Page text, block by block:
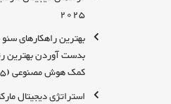
2025
بهترین راهکارهای
بدست آوردن بهترین
کمک هوش مصنوعی (2025)